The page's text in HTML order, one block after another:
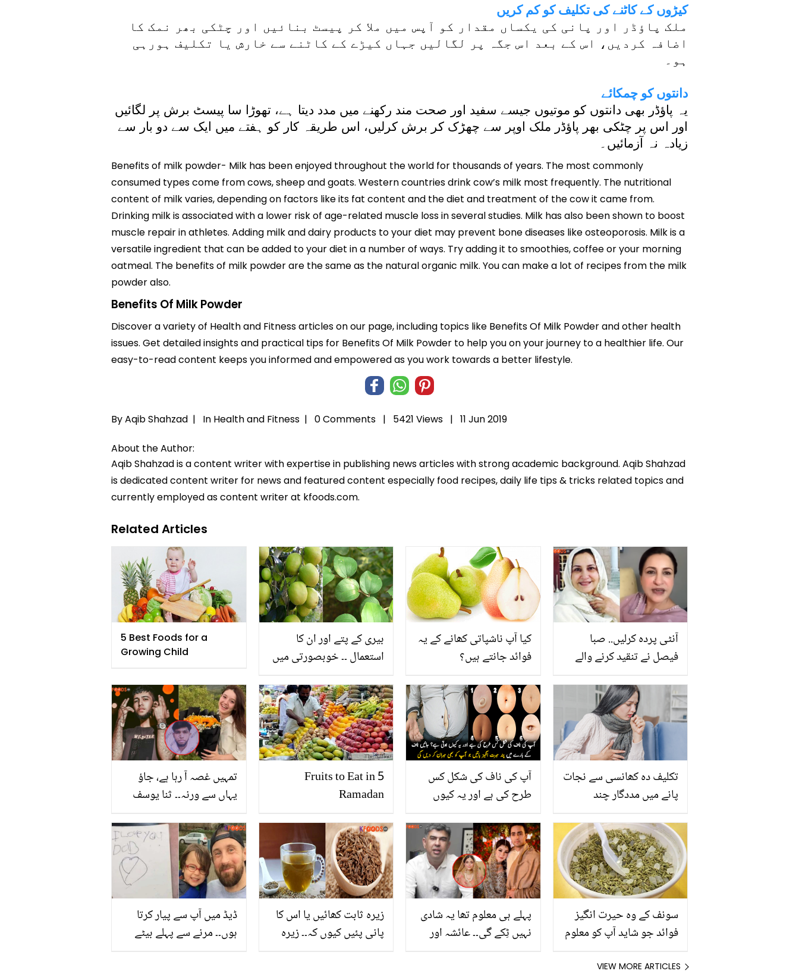
کیڑوں کے کاٹنے کی تکلیف کو کم کریں
ملک پاؤڈر اور پانی کی یکساں مقدار کو آپس میں ملا کر پیسٹ بنائیں اور چٹکی بھر نمک کا
اضافہ کردیں، اس کے بعد اس جگہ پر لگالیں جہاں کیڑے کے کاٹنے سے خارش یا تکلیف ہورہی
ہو۔
دانتوں کو چمکائے
یہ پاؤڈر بھی دانتوں کو موتیوں جیسے سفید اور صحت مند رکھنے میں مدد دیتا ہے، تھوڑا سا پیسٹ برش پر لگائیں
اور اس پر چٹکی بھر پاؤڈر ملک اوپر سے چھڑک کر برش کرلیں، اس طریقہ کار کو ہفتے میں ایک سے دو بار سے
زیادہ نہ آزمائیں۔
Benefits of milk powder- Milk has been enjoyed throughout the world for thousands of years. The most commonly
consumed types come from cows, sheep and goats. Western countries drink cow’s milk most frequently. The nutritional
content of milk varies, depending on factors like its fat content and the diet and treatment of the cow it came from.
Drinking milk is associated with a lower risk of age-related muscle loss in several studies. Milk has also been shown to boost
muscle repair in athletes. Adding milk and dairy products to your diet may prevent bone diseases like osteoporosis. Milk is a
versatile ingredient that can be added to your diet in a number of ways. Try adding it to smoothies, coffee or your morning
oatmeal. The benefits of milk powder are the same as the natural organic milk. You can make a lot of recipes from the milk
powder also.
Benefits Of Milk Powder
Discover a variety of Health and Fitness articles on our page, including topics like Benefits Of Milk Powder and other health
issues. Get detailed insights and practical tips for Benefits Of Milk Powder to help you on your journey to a healthier life. Our
easy-to-read content keeps you informed and empowered as you work towards a better lifestyle.
By Aqib Shahzad | In Health and Fitness | 0 Comments | 5421 Views | 11 Jun 2019
About the Author:
Aqib Shahzad is a content writer with expertise in publishing news articles with strong academic background. Aqib Shahzad
is dedicated content writer for news and featured content especially food recipes, daily life tips & tricks related topics and
currently employed as content writer at kfoods.com.
Related Articles
5 Best Foods for a
Growing Child
بیری کے پتے اور ان کا
استعمال ۔۔ خوبصورتی میں
نہیں جانتے
کیا آپ ناشپاتی کھانے کے یہ
فوائد جانتے ہیں؟
آنٹی پردہ کرلیں.. صبا
فیصل نے تنقید کرنے والے
ہوئے کیا جواب دیا؟
تمہیں غصہ آ رہا ہے، جاؤ
یہاں سے ورنہ۔۔ ثنا یوسف
آخری گفتگو کیا کی تھی؟
5 Fruits to Eat in
Ramadan
آپ کی ناف کی شکل کس
طرح کی ہے اور یہ کیوں
بارے میں چند حیرت انگیز
باتیں جو آپ کو بھی حیران
کر دیں گی
تکلیف دہ کھانسی سے نجات
پانے میں مددگار چند
ڈیڈ میں آپ سے پیار کرتا
ہوں۔۔ مرنے سے پہلے بیٹے
زیرہ ثابت کھائیں یا اس کا
پانی پئیں کیوں کہ۔۔ زیرہ
پہلے ہی معلوم تھا یہ شادی
نہیں ٹِکے گی۔۔ عائشہ اور
سونف کے وہ حیرت انگیز
فوائد جو شاید آپ کو معلوم
VIEW MORE ARTICLES